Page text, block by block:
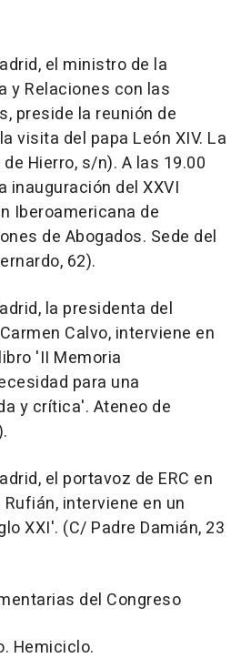
el ministro de la
y Relaciones con las
preside la reunión de
visita del papa León XIV. La
Hierro, s/n). A las 19.00
inauguración del XXVI
Iberoamericana de
de Abogados. Sede del
62).
la presidenta del
Calvo, interviene en
'II Memoria
para una
y crítica'. Ateneo de
el portavoz de ERC en
interviene en un
XXI'. (C/ Padre Damián, 23
del Congreso
Hemiciclo.